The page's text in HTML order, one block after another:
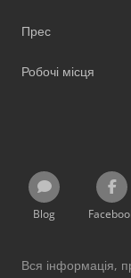
Прес
Робочі місця
Blog
Вся інформація,